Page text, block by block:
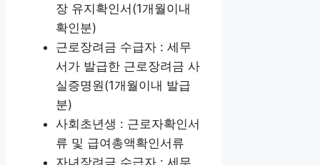
장 유지확인서(1개월이내
확인분)
근로장려금 수급자 : 세무
서가 발급한 근로장려금 사
실증명원(1개월이내 발급
분)
사회초년생 : 근로자확인서
류 및 급여총액확인서류
자녀장려금 수급자 : 세무